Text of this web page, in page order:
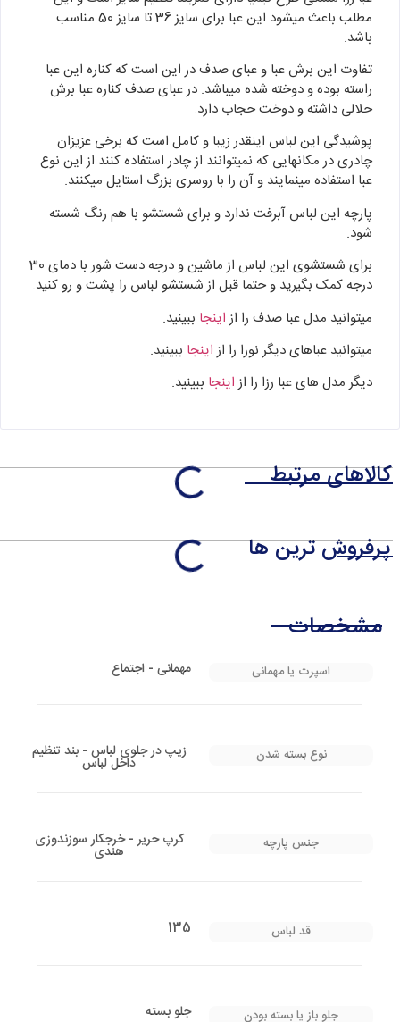
مطلب باعث میشود این عبا برای سایز 36 تا سایز 50 مناسب
باشد.
تفاوت این برش عبا و عبای صدف در این است که کناره این عبا
راسته بوده و دوخته شده میباشد. در عبای صدف کناره عبا برش
حلالی داشته و دوخت حجاب دارد.
پوشیدگی این لباس اینقدر زیبا و کامل است که برخی عزیزان
چادری در مکانهایی که نمیتوانند از چادر استفاده کنند از این نوع
عبا استفاده مینمایند و آن را با روسری بزرگ استایل میکنند.
پارچه این لباس آبرفت ندارد و برای شستشو با هم رنگ شسته
شود.
برای شستشوی این لباس از ماشین و درجه دست شور با دمای 30
درجه کمک بگیرید و حتما قبل از شستشو لباس را پشت و رو کنید.
میتوانید مدل عبا صدف را از اینجا ببینید.
میتوانید عباهای دیگر نورا را ازاینجا ببینید.
دیگر مدل های عبا رزا را ازاینجا ببینید.
کالاهای مرتبط
پرفروش ترین ها
مشخصات
اسپرت یا مهمانی مهمانی - اجتماع
نوع بسته شدن زیپ در جلوی لباس - بند تنظیم
داخل لباس
جنس پارچه کرپ حریر - خرجکار سوزندوزی
هندی
قد لباس 135
جلو باز یا بسته بودن جلو بسته